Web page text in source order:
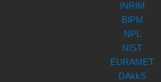
INRIM
BIPM
NPL
NIST
EURAMET
DAkkS